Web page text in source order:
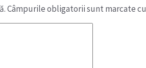
Câmpurile obligatorii sunt marcate cu